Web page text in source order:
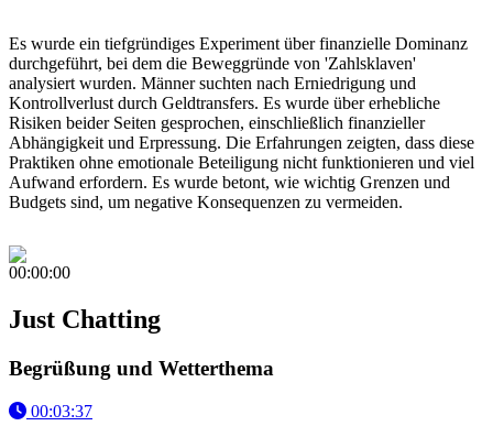
Es wurde ein tiefgründiges Experiment über finanzielle Dominanz
durchgeführt, bei dem die Beweggründe von 'Zahlsklaven'
analysiert wurden. Männer suchten nach Erniedrigung und
Kontrollverlust durch Geldtransfers. Es wurde über erhebliche
Risiken beider Seiten gesprochen, einschließlich finanzieller
Abhängigkeit und Erpressung. Die Erfahrungen zeigten, dass diese
Praktiken ohne emotionale Beteiligung nicht funktionieren und viel
Aufwand erfordern. Es wurde betont, wie wichtig Grenzen und
Budgets sind, um negative Konsequenzen zu vermeiden.
00:00:00
Just Chatting
Begrüßung und Wetterthema
00:03:37